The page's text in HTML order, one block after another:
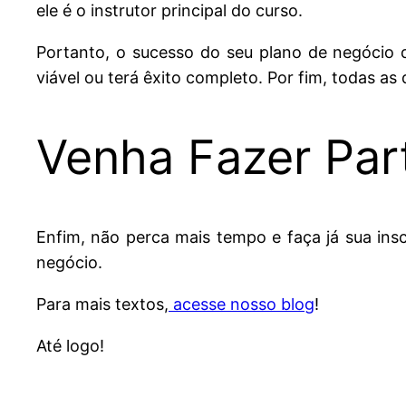
ele é o instrutor principal do curso.
Portanto, o sucesso do seu plano de negócio
viável ou terá êxito completo. Por fim, todas as
Venha Fazer
Enfim, não perca mais tempo e faça já sua
negócio.
Para mais textos, acesse nosso blog!
Até logo!